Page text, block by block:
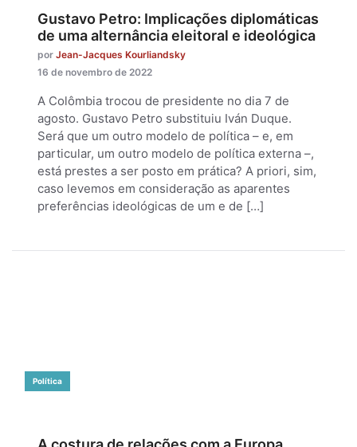
Gustavo Petro: Implicações diplomáticas
de uma alternância eleitoral e ideológica
por Jean-Jacques Kourliandsky
16 de novembro de 2022
A Colômbia trocou de presidente no dia 7 de
agosto. Gustavo Petro substituiu Iván Duque.
Será que um outro modelo de política – e, em
particular, um outro modelo de política externa –,
está prestes a ser posto em prática? A priori, sim,
caso levemos em consideração as aparentes
preferências ideológicas de um e de […]
Política